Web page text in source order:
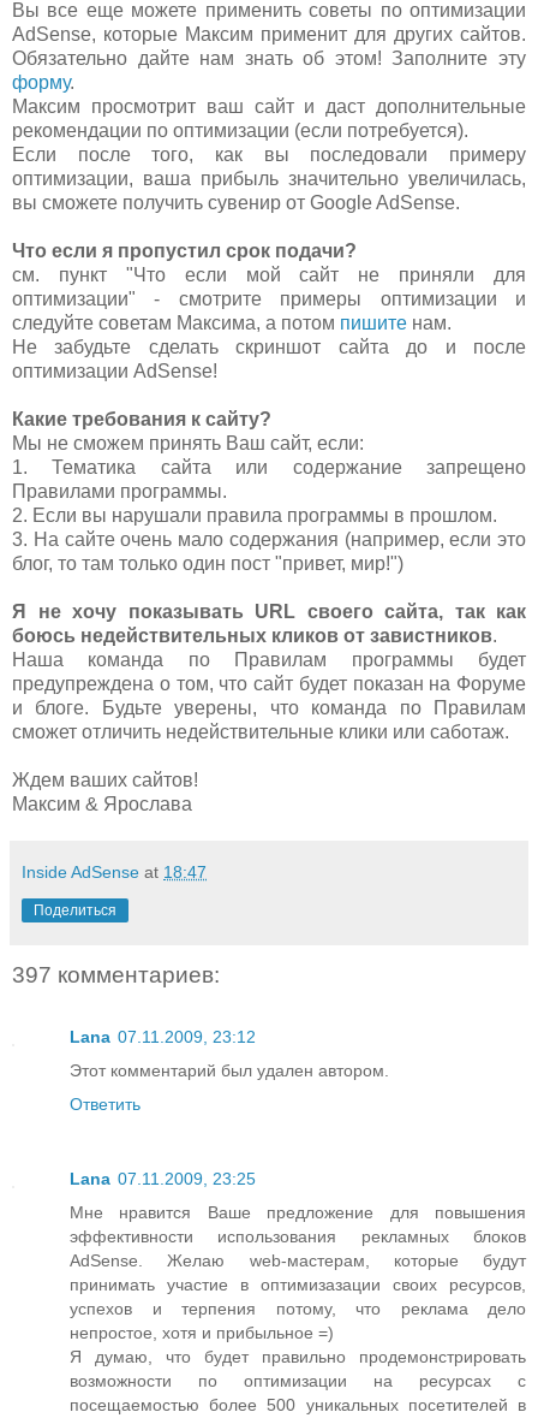
Вы все еще можете применить советы по оптимизации
AdSense, которые Максим применит для других сайтов.
Обязательно дайте нам знать об этом! Заполните эту
форму.
Максим просмотрит ваш сайт и даст дополнительные
рекомендации по оптимизации (если потребуется).
Если после того, как вы последовали примеру
оптимизации, ваша прибыль значительно увеличилась,
вы сможете получить сувенир от Google AdSense.
Что если я пропустил срок подачи?
см. пункт "Что если мой сайт не приняли для
оптимизации" - смотрите примеры оптимизации и
следуйте советам Максима, а потом пишите нам.
Не забудьте сделать скриншот сайта до и после
оптимизации AdSense!
Какие требования к сайту?
Мы не сможем принять Ваш сайт, если:
1. Тематика сайта или содержание запрещено
Правилами программы.
2. Если вы нарушали правила программы в прошлом.
3. На сайте очень мало содержания (например, если это
блог, то там только один пост "привет, мир!")
Я не хочу показывать URL своего сайта, так как
боюсь недействительных кликов от завистников.
Наша команда по Правилам программы будет
предупреждена о том, что сайт будет показан на Форуме
и блоге. Будьте уверены, что команда по Правилам
сможет отличить недействительные клики или саботаж.
Ждем ваших сайтов!
Максим & Ярослава
Inside AdSense at 18:47
Поделиться
397 комментариев:
Lana 07.11.2009, 23:12
Этот комментарий был удален автором.
Ответить
Lana 07.11.2009, 23:25
Мне нравится Ваше предложение для повышения
эффективности использования рекламных блоков
AdSense. Желаю web-мастерам, которые будут
принимать участие в оптимизазации своих ресурсов,
успехов и терпения потому, что реклама дело
непростое, хотя и прибыльное =)
Я думаю, что будет правильно продемонстрировать
возможности по оптимизации на ресурсах с
посещаемостью более 500 уникальных посетителей в